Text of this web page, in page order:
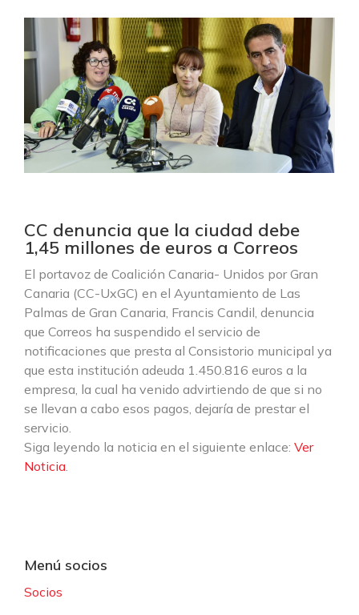
CC denuncia que la ciudad debe
1,45 millones de euros a Correos
El portavoz de Coalición Canaria- Unidos por Gran
Canaria (CC-UxGC) en el Ayuntamiento de Las
Palmas de Gran Canaria, Francis Candil, denuncia
que Correos ha suspendido el servicio de
notificaciones que presta al Consistorio municipal ya
que esta institución adeuda 1.450.816 euros a la
empresa, la cual ha venido advirtiendo de que si no
se llevan a cabo esos pagos, dejaría de prestar el
servicio.
Siga leyendo la noticia en el siguiente enlace: Ver
Noticia.
Menú socios
Socios